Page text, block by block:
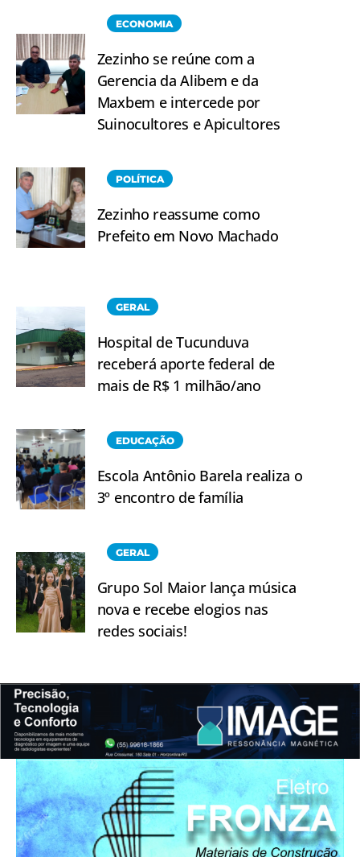
ECONOMIA
Zezinho se reúne com a
Gerencia da Alibem e da
Maxbem e intercede por
Suinocultores e Apicultores
POLÍTICA
Zezinho reassume como
Prefeito em Novo Machado
GERAL
Hospital de Tucunduva
receberá aporte federal de
mais de R$ 1 milhão/ano
EDUCAÇÃO
Escola Antônio Barela realiza o
3º encontro de família
GERAL
Grupo Sol Maior lança música
nova e recebe elogios nas
redes sociais!